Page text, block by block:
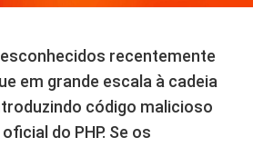
recentemente
em grande escala à cadeia
código malicioso
do PHP. Se os